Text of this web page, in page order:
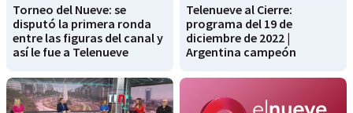
Torneo del Nueve: se
disputó la primera ronda
entre las figuras del canal y
así le fue a Telenueve
Telenueve al Cierre:
programa del 19 de
diciembre de 2022 |
Argentina campeón